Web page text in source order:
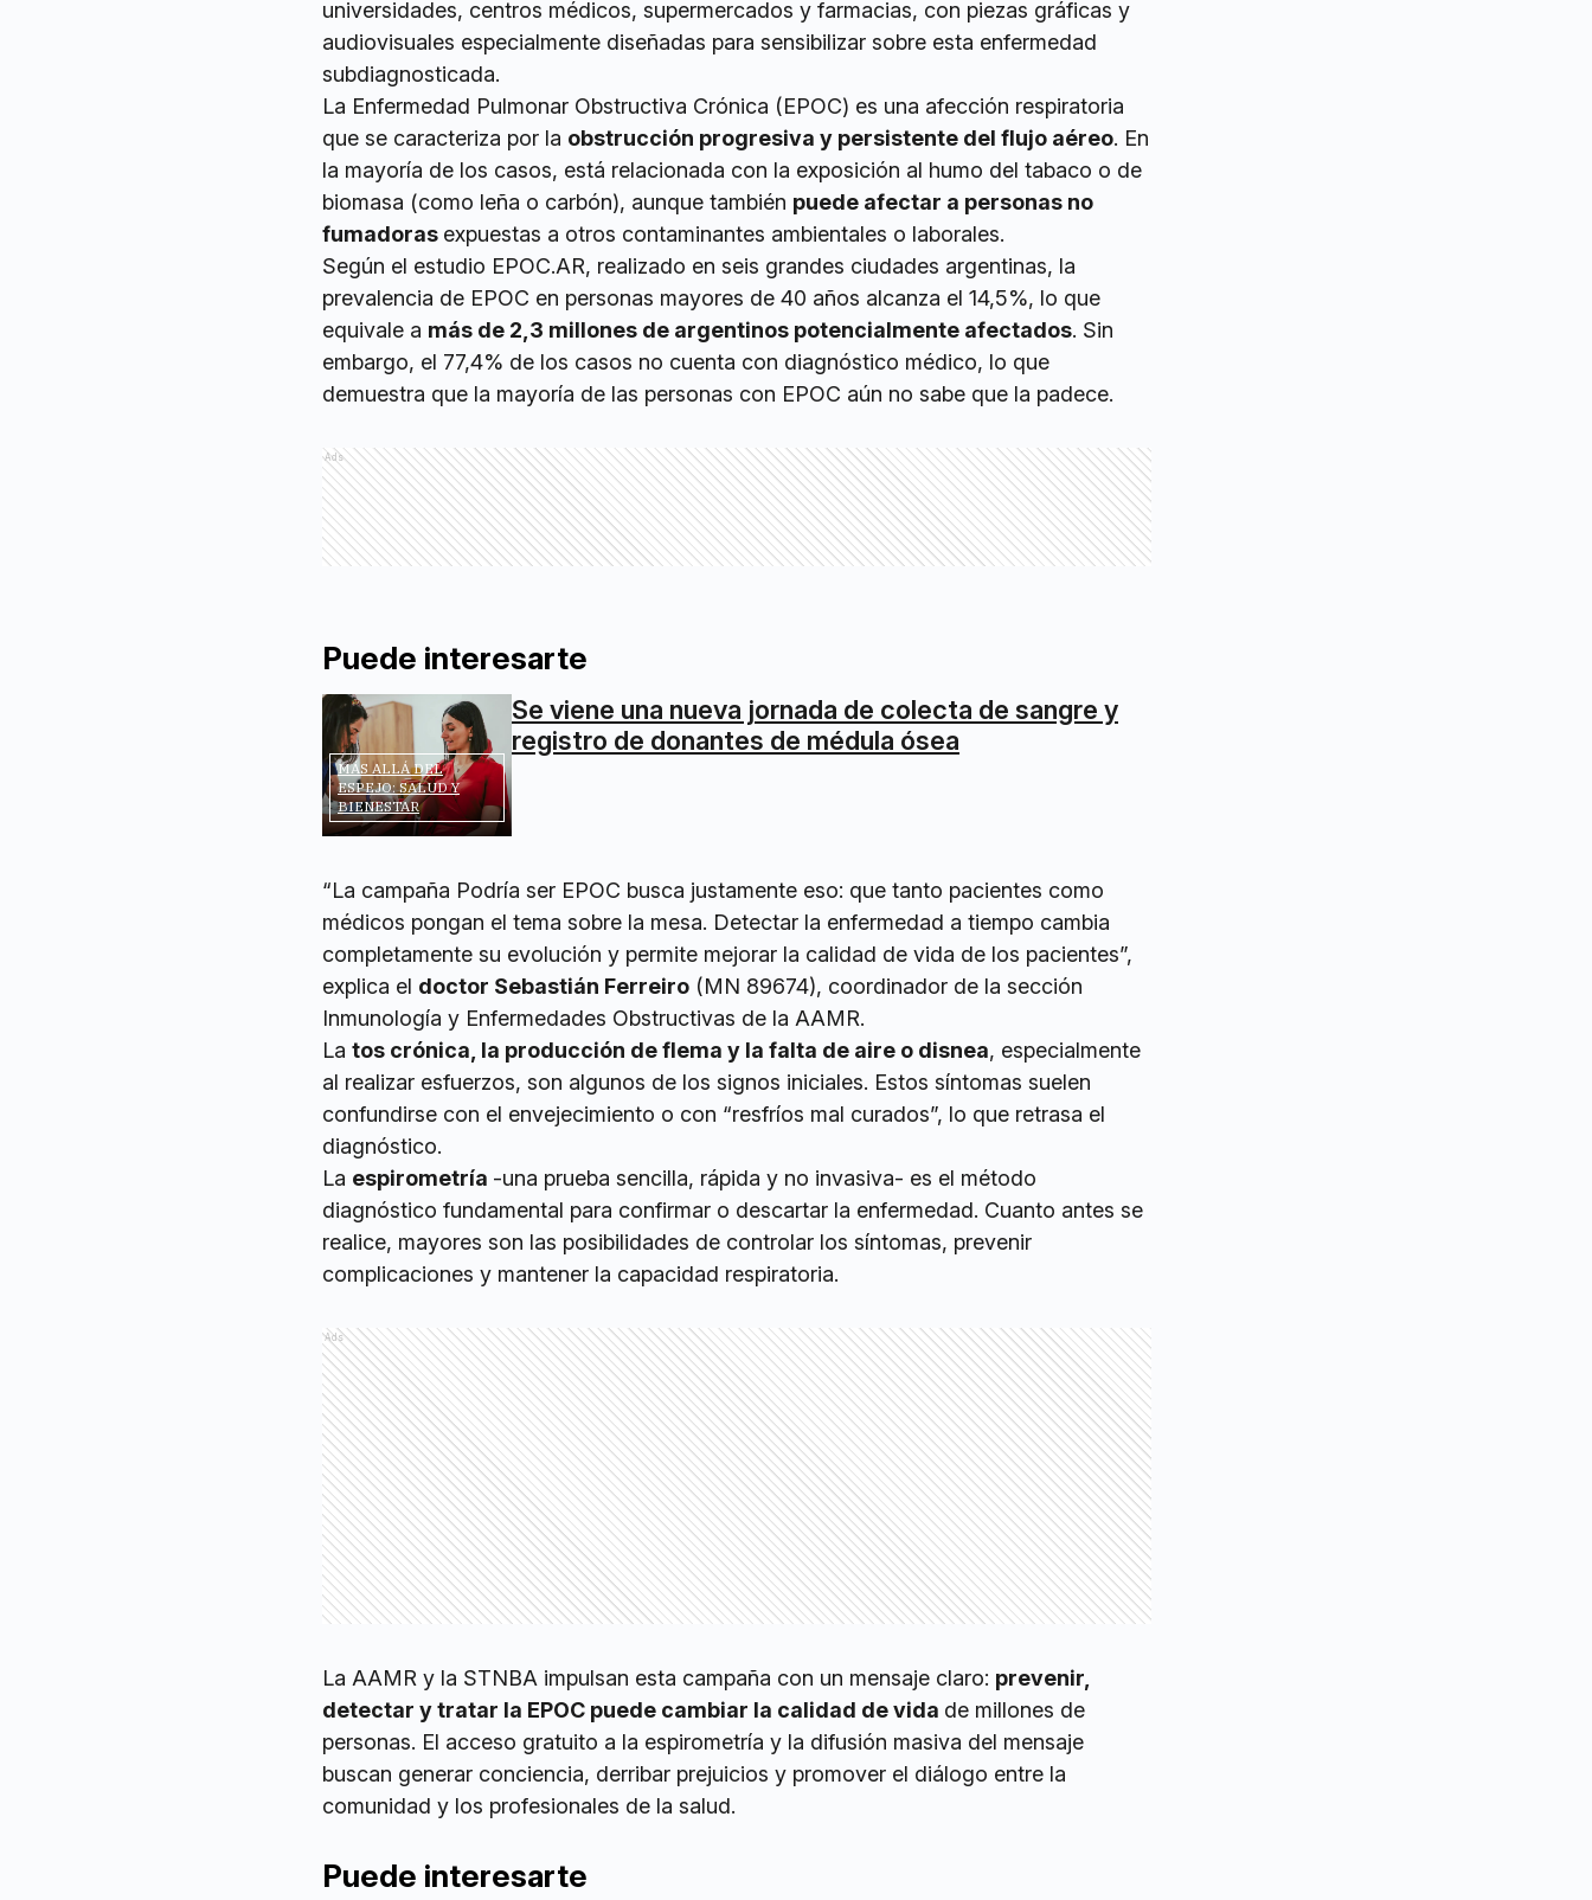
universidades, centros médicos, supermercados y farmacias, con piezas gráficas y
audiovisuales especialmente diseñadas para sensibilizar sobre esta enfermedad
subdiagnosticada.
La Enfermedad Pulmonar Obstructiva Crónica (EPOC) es una afección respiratoria
que se caracteriza por la obstrucción progresiva y persistente del flujo aéreo. En
la mayoría de los casos, está relacionada con la exposición al humo del tabaco o de
biomasa (como leña o carbón), aunque también puede afectar a personas no
fumadoras expuestas a otros contaminantes ambientales o laborales.
Según el estudio EPOC.AR, realizado en seis grandes ciudades argentinas, la
prevalencia de EPOC en personas mayores de 40 años alcanza el 14,5%, lo que
equivale a más de 2,3 millones de argentinos potencialmente afectados. Sin
embargo, el 77,4% de los casos no cuenta con diagnóstico médico, lo que
demuestra que la mayoría de las personas con EPOC aún no sabe que la padece.
Ads
Puede interesarte
MÁS ALLÁ DEL
ESPEJO: SALUD Y
BIENESTAR
Se viene una nueva jornada de colecta de sangre y
registro de donantes de médula ósea
“La campaña Podría ser EPOC busca justamente eso: que tanto pacientes como
médicos pongan el tema sobre la mesa. Detectar la enfermedad a tiempo cambia
completamente su evolución y permite mejorar la calidad de vida de los pacientes”,
explica el doctor Sebastián Ferreiro (MN 89674), coordinador de la sección
Inmunología y Enfermedades Obstructivas de la AAMR.
La tos crónica, la producción de flema y la falta de aire o disnea, especialmente
al realizar esfuerzos, son algunos de los signos iniciales. Estos síntomas suelen
confundirse con el envejecimiento o con “resfríos mal curados”, lo que retrasa el
diagnóstico.
La espirometría -una prueba sencilla, rápida y no invasiva- es el método
diagnóstico fundamental para confirmar o descartar la enfermedad. Cuanto antes se
realice, mayores son las posibilidades de controlar los síntomas, prevenir
complicaciones y mantener la capacidad respiratoria.
Ads
La AAMR y la STNBA impulsan esta campaña con un mensaje claro: prevenir,
detectar y tratar la EPOC puede cambiar la calidad de vida de millones de
personas. El acceso gratuito a la espirometría y la difusión masiva del mensaje
buscan generar conciencia, derribar prejuicios y promover el diálogo entre la
comunidad y los profesionales de la salud.
Puede interesarte